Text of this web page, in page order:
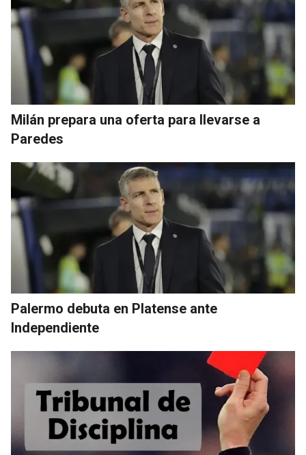
Milán prepara una oferta para llevarse a
Paredes
Palermo debuta en Platense ante
Independiente